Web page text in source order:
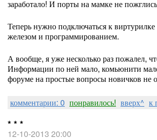
заработало! И порты на мамке не
Теперь нужно подключаться к виртурилке
железом и программированием.
А вообще, я уже несколько раз пожалел,
Информации по ней мало, комьюнити
форуме на простые вопросы новичков не
комментарии: 0 понравилось! вверх^ к
* * *
12-10-2013 20:00